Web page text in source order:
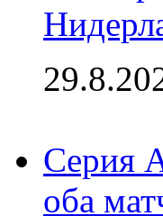
Серия
оба